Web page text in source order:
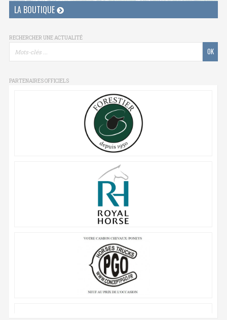
LA BOUTIQUE
RECHERCHER UNE ACTUALITÉ
PARTENAIRES OFFICIELS